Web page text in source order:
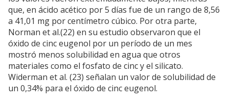
que, en ácido acético por 5 días fue de un rango de 8,56
a 41,01 mg por centímetro cúbico. Por otra parte,
Norman et al.(22) en su estudio observaron que el
óxido de cinc eugenol por un período de un mes
mostró menos solubilidad en agua que otros
materiales como el fosfato de cinc y el silicato.
Widerman et al. (23) señalan un valor de solubilidad de
un 0,34% para el óxido de cinc eugenol.